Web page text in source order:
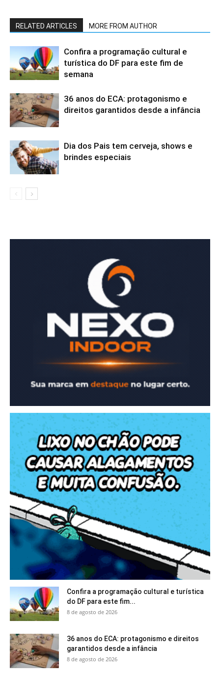
RELATED ARTICLES MORE FROM AUTHOR
Confira a programação cultural e
turística do DF para este fim de
semana
36 anos do ECA: protagonismo e
direitos garantidos desde a infância
Dia dos Pais tem cerveja, shows e
brindes especiais
Confira a programação cultural e turística
do DF para este fim...
8 de agosto de 2026
36 anos do ECA: protagonismo e direitos
garantidos desde a infância
8 de agosto de 2026